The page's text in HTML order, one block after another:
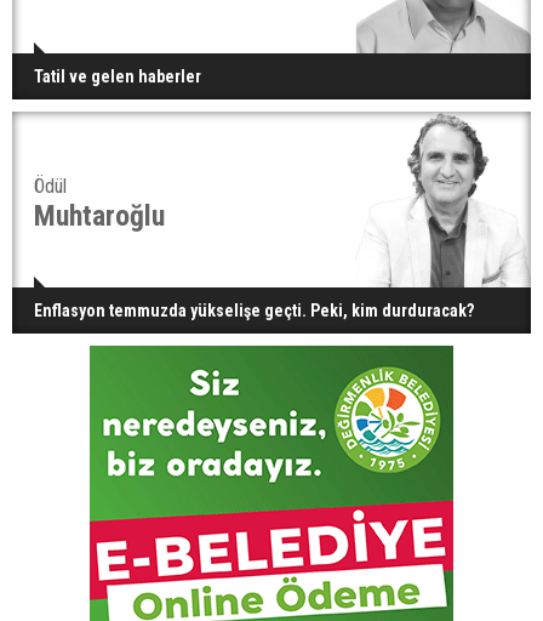
Tatil ve gelen haberler
Ödül
Muhtaroğlu
Enflasyon temmuzda yükselişe geçti. Peki, kim durduracak?